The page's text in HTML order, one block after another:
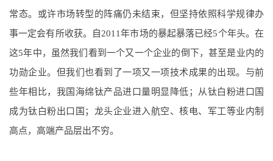
常态。或许市场转型的阵痛仍未结束，但坚持依照科学规律办
事一定会有所收获。自2011年市场的暴起暴落已经5个年头。在
这5年中，虽然我们看到一个又一个企业的倒下，甚至是业内的
功勋企业。但我们也看到了一项又一项技术成果的出现。与前
些年相比，我国海绵钛产品进口量明显降低；从钛白粉进口国
成为钛白粉出口国；龙头企业进入航空、核电、军工等业内制
高点，高端产品层出不穷。